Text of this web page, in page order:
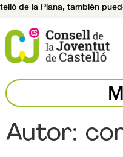
de la Plana, también
Autor: